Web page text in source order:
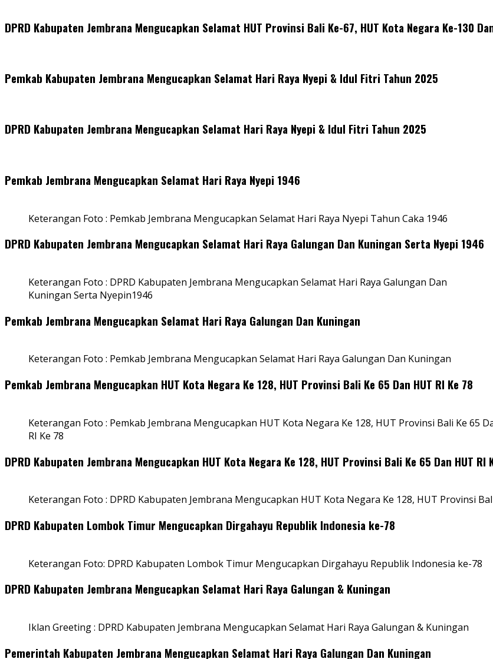
DPRD Kabupaten Jembrana Mengucapkan Selamat HUT Provinsi Bali Ke-67, HUT Kota Negara Ke-130
Pemkab Kabupaten Jembrana Mengucapkan Selamat Hari Raya Nyepi & Idul Fitri Tahun 2025
DPRD Kabupaten Jembrana Mengucapkan Selamat Hari Raya Nyepi & Idul Fitri Tahun 2025
Pemkab Jembrana Mengucapkan Selamat Hari Raya Nyepi 1946
Keterangan Foto : Pemkab Jembrana Mengucapkan Selamat Hari Raya Nyepi Tahun Caka 1946
DPRD Kabupaten Jembrana Mengucapkan Selamat Hari Raya Galungan Dan Kuningan Serta Nyepi 1946
Keterangan Foto : DPRD Kabupaten Jembrana Mengucapkan Selamat Hari Raya Galungan Dan
Kuningan Serta Nyepin1946
Pemkab Jembrana Mengucapkan Selamat Hari Raya Galungan Dan Kuningan
Keterangan Foto : Pemkab Jembrana Mengucapkan Selamat Hari Raya Galungan Dan Kuningan
Pemkab Jembrana Mengucapkan HUT Kota Negara Ke 128, HUT Provinsi Bali Ke 65 Dan HUT RI Ke 78
Keterangan Foto : Pemkab Jembrana Mengucapkan HUT Kota Negara Ke 128, HUT Provinsi Bali Ke 65
RI Ke 78
DPRD Kabupaten Jembrana Mengucapkan HUT Kota Negara Ke 128, HUT Provinsi Bali Ke 65 Dan HUT RI
Keterangan Foto : DPRD Kabupaten Jembrana Mengucapkan HUT Kota Negara Ke 128, HUT Provinsi
DPRD Kabupaten Lombok Timur Mengucapkan Dirgahayu Republik Indonesia ke-78
Keterangan Foto: DPRD Kabupaten Lombok Timur Mengucapkan Dirgahayu Republik Indonesia ke-78
DPRD Kabupaten Jembrana Mengucapkan Selamat Hari Raya Galungan & Kuningan
Iklan Greeting : DPRD Kabupaten Jembrana Mengucapkan Selamat Hari Raya Galungan & Kuningan
Pemerintah Kabupaten Jembrana Mengucapkan Selamat Hari Raya Galungan Dan Kuningan